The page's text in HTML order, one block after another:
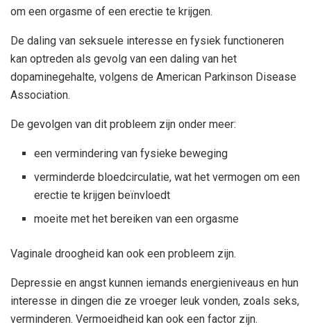
om een ​​orgasme of een erectie te krijgen.
De daling van seksuele interesse en fysiek functioneren
kan optreden als gevolg van een daling van het
dopaminegehalte, volgens de American Parkinson Disease
Association.
De gevolgen van dit probleem zijn onder meer:
een vermindering van fysieke beweging
verminderde bloedcirculatie, wat het vermogen om een
​​erectie te krijgen beïnvloedt
moeite met het bereiken van een orgasme
Vaginale droogheid kan ook een probleem zijn.
Depressie en angst kunnen iemands energieniveaus en hun
interesse in dingen die ze vroeger leuk vonden, zoals seks,
verminderen. Vermoeidheid kan ook een factor zijn.